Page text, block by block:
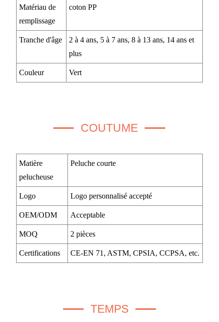
Matériau de
remplissage
coton PP
Tranche d'âge
2 à 4 ans, 5 à 7 ans, 8 à 13 ans, 14 ans et
plus
Couleur Vert
COUTUME
Matière
pelucheuse
Peluche courte
Logo Logo personnalisé accepté
OEM/ODM Acceptable
MOQ 2 pièces
Certifications CE-EN 71, ASTM, CPSIA, CCPSA, etc.
TEMPS